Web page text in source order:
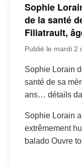
Sophie
de la santé
Filiatrault,
Publié le mardi 2
Sophie Lorain
santé de sa
ans… détails
Sophie Lorain
extrêmement
balado Ouvre